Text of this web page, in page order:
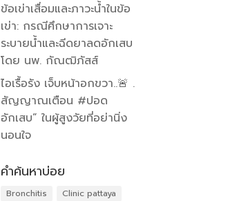
ข้อเข่าเสื่อมและภาวะน้ำในข้อ
เข่า: กรณีศึกษาการเจาะ
ระบายน้ำและฉีดยาลดอักเสบ
โดย นพ. กัณฒิภัสส์
ไอเรื้อรัง เจ็บหน้าอกขวา..🚨 .
สัญญาณเตือน #ปอด
อักเสบ” ในผู้สูงวัยที่อย่านิ่ง
นอนใจ
คำค้นหาบ่อย
Bronchitis
Clinic pattaya